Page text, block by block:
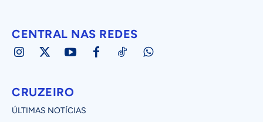
CENTRAL NAS REDES
CRUZEIRO
ÚLTIMAS NOTÍCIAS